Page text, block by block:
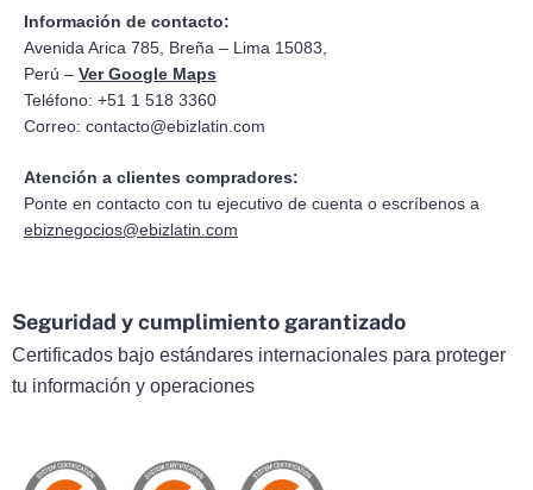
Información de contacto:
Avenida Arica 785, Breña – Lima 15083,
Perú – Ver Google Maps
Teléfono: +51 1 518 3360
Correo: contacto@ebizlatin.com
Atención a clientes compradores:
Ponte en contacto con tu ejecutivo de cuenta o escríbenos a
ebiznegocios@ebizlatin.com
Seguridad y cumplimiento garantizado
Certificados bajo estándares internacionales para proteger
tu información y operaciones